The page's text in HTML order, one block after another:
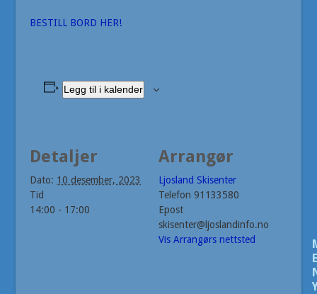
BESTILL BORD HER!
Legg til i kalender
Detaljer
Dato: 10 desember, 2023
Tid
14:00 - 17:00
Arrangør
Ljosland Skisenter
Telefon 91133580
Epost
skisenter@ljoslandinfo.no
Vis Arrangørs nettsted
E